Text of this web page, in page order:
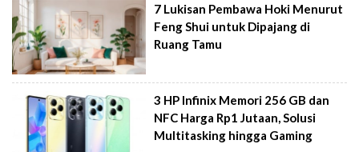
7 Lukisan Pembawa Hoki Menurut
Feng Shui untuk Dipajang di
Ruang Tamu
3 HP Infinix Memori 256 GB dan
NFC Harga Rp1 Jutaan, Solusi
Multitasking hingga Gaming